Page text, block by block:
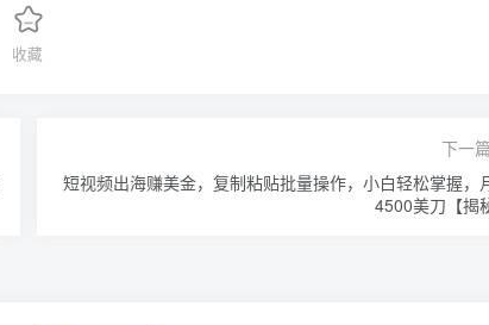
收藏
下一篇
短视频出海赚美金，复制粘贴批量操作，小白轻松掌握，
4500美刀【揭